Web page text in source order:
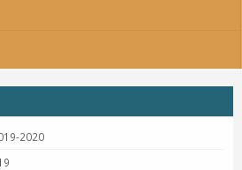
2020